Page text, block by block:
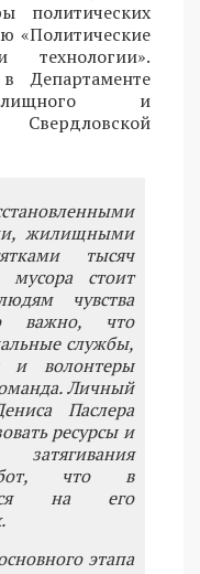
политических
«Политические
Департаменте
и
Свердловской
жилищными
тысяч
мусора стоит
чувства
важно, что
службы,
и волонтеры
Личный
Паслера
ресурсы и
что в
на его
этапа